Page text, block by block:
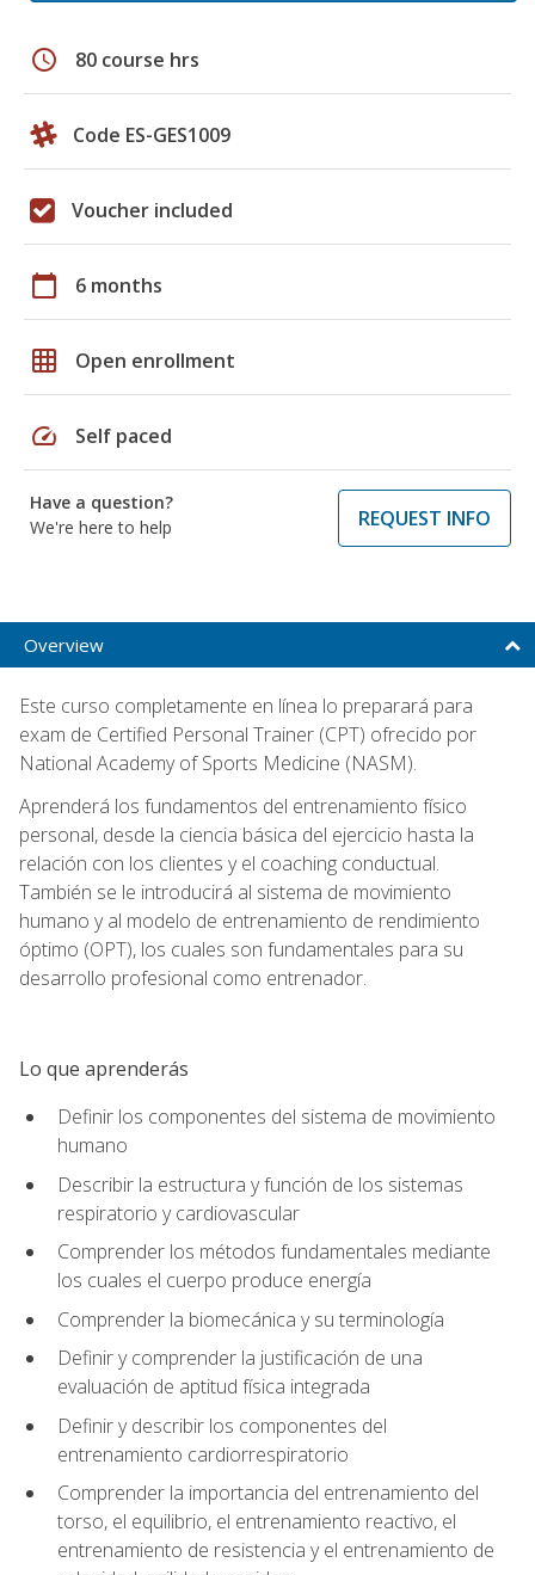
schedule 80 course hrs
Code ES-GES1009
Voucher included
calendar_today 6 months
grid_on Open enrollment
speed Self paced
Have a question?
We're here to help
REQUEST INFO
Overview
Este curso completamente en línea lo preparará para
exam de Certified Personal Trainer (CPT) ofrecido por
National Academy of Sports Medicine (NASM).
Aprenderá los fundamentos del entrenamiento físico
personal, desde la ciencia básica del ejercicio hasta la
relación con los clientes y el coaching conductual.
También se le introducirá al sistema de movimiento
humano y al modelo de entrenamiento de rendimiento
óptimo (OPT), los cuales son fundamentales para su
desarrollo profesional como entrenador.
Lo que aprenderás
Definir los componentes del sistema de movimiento
humano
Describir la estructura y función de los sistemas
respiratorio y cardiovascular
Comprender los métodos fundamentales mediante
los cuales el cuerpo produce energía
Comprender la biomecánica y su terminología
Definir y comprender la justificación de una
evaluación de aptitud física integrada
Definir y describir los componentes del
entrenamiento cardiorrespiratorio
Comprender la importancia del entrenamiento del
torso, el equilibrio, el entrenamiento reactivo, el
entrenamiento de resistencia y el entrenamiento de